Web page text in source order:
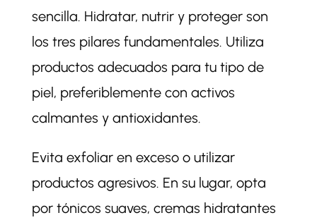
sencilla. Hidratar, nutrir y proteger son
los tres pilares fundamentales. Utiliza
productos adecuados para tu tipo de
piel, preferiblemente con activos
calmantes y antioxidantes.
Evita exfoliar en exceso o utilizar
productos agresivos. En su lugar, opta
por tónicos suaves, cremas hidratantes